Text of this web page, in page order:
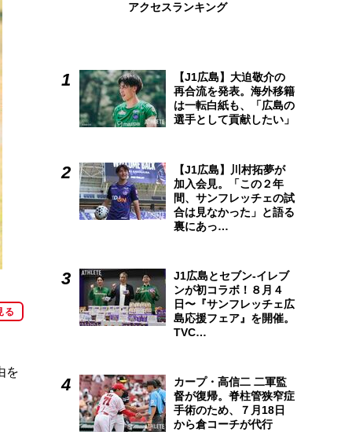
る
を
アクセスランキング
【J1広島】大迫敬介の
再合流を発表。海外移籍
は一転白紙も、「広島の
選手として貢献したい」
【J1広島】川村拓夢が
加入会見。「この２年
間、サンフレッチェの試
合は見なかった」と語る
裏にあっ…
J1広島とセブン-イレブ
ンが初コラボ！８月４
日〜『サンフレッチェ広
島応援フェア』を開催。
TVC…
カープ・高信二 二軍監
督が復帰。脊柱管狭窄症
手術のため、７月18日
から倉コーチが代行